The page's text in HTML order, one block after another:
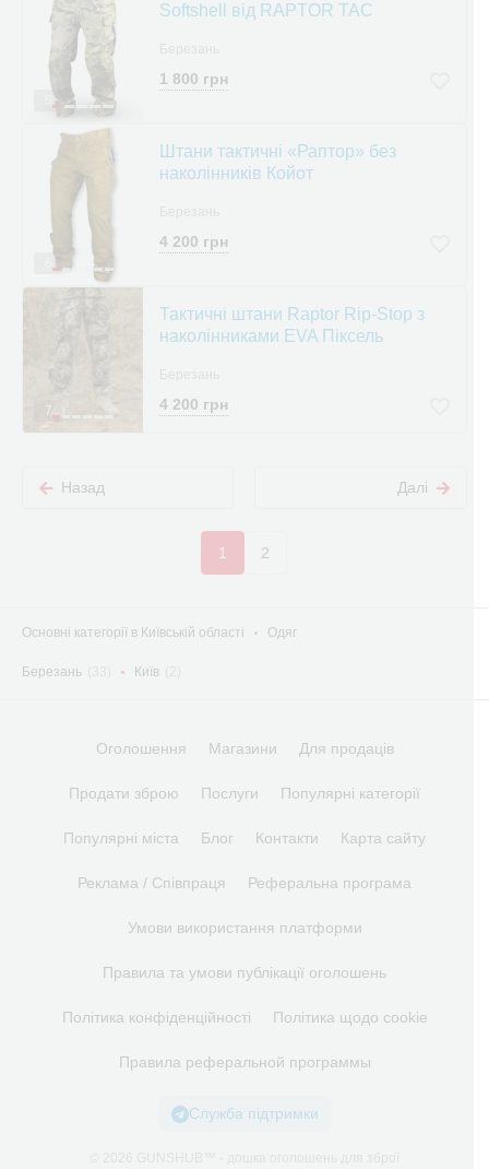
Softshell від RAPTOR TAC
1 800 грн
Штани тактичні «Раптор» без
наколінників Койот
4 200 грн
7
Тактичні штани Raptor Rip-Stop з
наколінниками EVA Піксель
4 200 грн
Назад Далі
1 2
Основні категорії в Київській області Одяг
Березань Київ
Оголошення Магазини Для продаців
Продати зброю Послуги Популярні категорії
Популярні міста Блог Контакти Карта сайту
Реклама / Співпраця Реферальна програма
Умови використання платформи
Правила та умови публікації оголошень
Політика конфіденційності Політика щодо cookie
Правила реферальной программы
Служба підтримки